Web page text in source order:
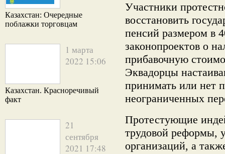
Казахстан: Очередные
поблажки торговцам
1 марта
2022 15:06
Казахстан. Красноречивый
факт
21
сентября
2021 17:48
Участники
восстановить
пенсий размером в
законопроектов о
прибавочную
Эквадорцы
принимать или нет
неограниченных
Протестующие
трудовой реформы,
организаций, а